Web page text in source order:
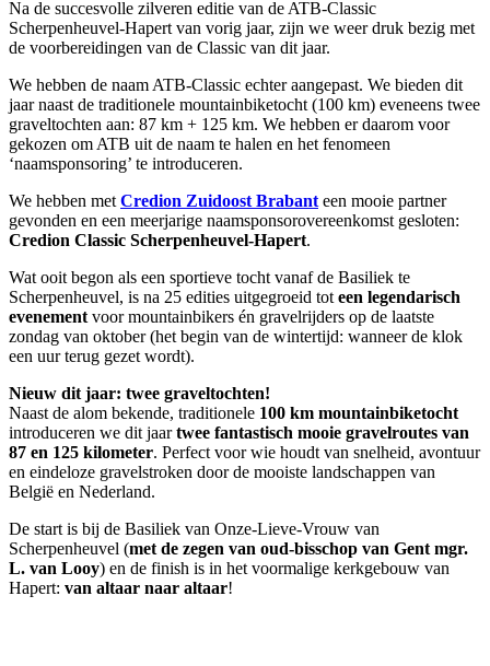
Na de succesvolle zilveren editie van de ATB-Classic
Scherpenheuvel-Hapert van vorig jaar, zijn we weer druk bezig met
de voorbereidingen van de Classic van dit jaar.
We hebben de naam ATB-Classic echter aangepast. We bieden dit
jaar naast de traditionele mountainbiketocht (100 km) eveneens twee
graveltochten aan: 87 km + 125 km. We hebben er daarom voor
gekozen om ATB uit de naam te halen en het fenomeen
‘naamsponsoring’ te introduceren.
We hebben met Credion Zuidoost Brabant een mooie partner
gevonden en een meerjarige naamsponsorovereenkomst gesloten:
Credion Classic Scherpenheuvel-Hapert.
Wat ooit begon als een sportieve tocht vanaf de Basiliek te
Scherpenheuvel, is na 25 edities uitgegroeid tot een legendarisch
evenement voor mountainbikers én gravelrijders op de laatste
zondag van oktober (het begin van de wintertijd: wanneer de klok
een uur terug gezet wordt).
Nieuw dit jaar: twee graveltochten!
Naast de alom bekende, traditionele 100 km mountainbiketocht
introduceren we dit jaartwee fantastisch mooie gravelroutes van
87 en 125 kilometer. Perfect voor wie houdt van snelheid, avontuur
en eindeloze gravelstroken door de mooiste landschappen van
België en Nederland.
De start is bij de Basiliek van Onze-Lieve-Vrouw van
Scherpenheuvel (met de zegen van oud-bisschop van Gent mgr.
L. van Looy) en de finish is in het voormalige kerkgebouw van
Hapert: van altaar naar altaar!